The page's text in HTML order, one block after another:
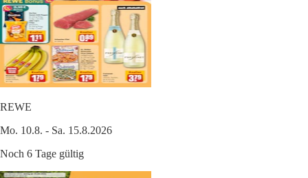
REWE
Mo. 10.8. - Sa. 15.8.2026
Noch 6 Tage gültig